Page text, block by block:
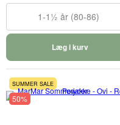
1-1½ år (80-86)
Læg i kurv
SUMMER SALE
50%